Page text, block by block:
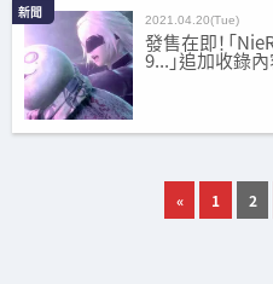
新聞 2021.04.20(Tue)
發售在即！「
9...」追加收錄內
« 1 2